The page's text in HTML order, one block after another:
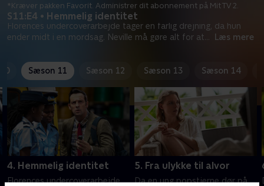
S11:E4 • Hemmelig identitet
Florences undercoverarbejde tager en farlig drejning, da hun
ender midt i en mordsag. Neville må gøre alt for at
Læs mere
*Kræver pakken Favorit. Administrer dit abonnement på Mit TV 2.
Sæson 11 Sæson 12 Sæson 13 Sæson 14
4. Hemmelig identitet
Florences undercoverarbejde
5. Fra ulykke til alvor
Da en ung popstjerne dør på